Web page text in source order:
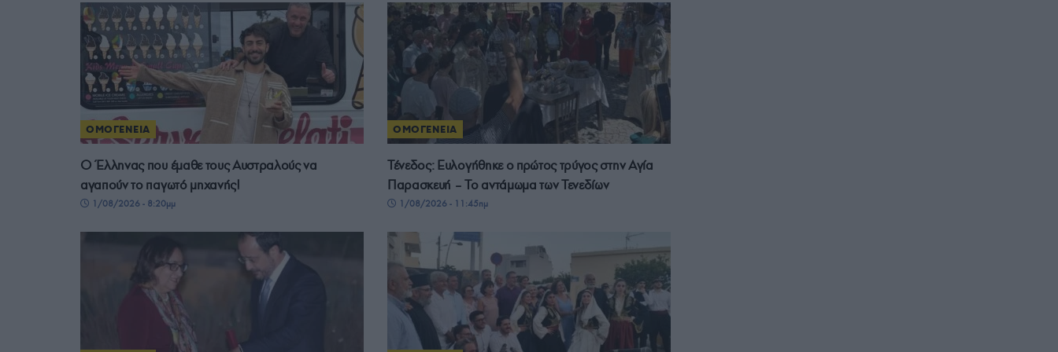
ΟΜΟΓΕΝΕΙΑ
Ο Έλληνας που έμαθε τους Αυστραλούς να
αγαπούν το παγωτό μηχανής!
1/08/2026 - 8:20μμ
ΟΜΟΓΕΝΕΙΑ
Τένεδος: Ευλογήθηκε ο πρώτος τρύγος στην Αγία
Παρασκευή – Το αντάμωμα των Τενεδίων
1/08/2026 - 11:45πμ